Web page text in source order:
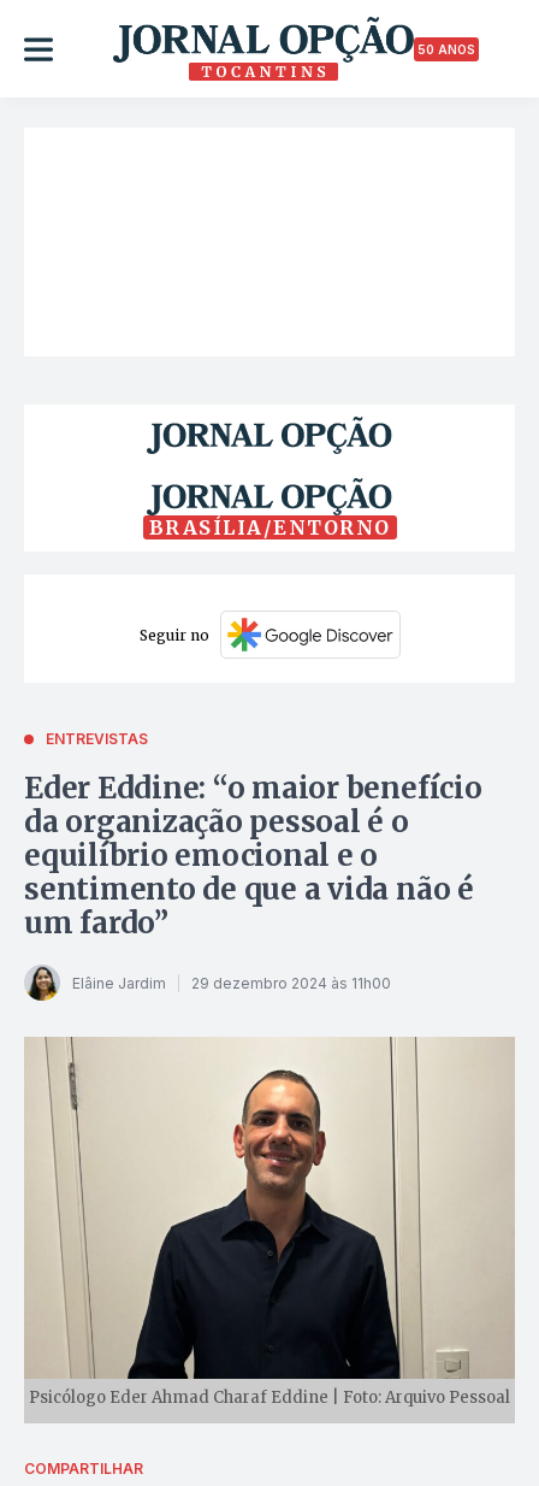
50 ANOS
BRASÍLIA/ENTORNO
Seguir no
ENTREVISTAS
Eder Eddine: “o maior benefício
da organização pessoal é o
equilíbrio emocional e o
sentimento de que a vida não é
um fardo”
Elâine Jardim 29 dezembro 2024 às 11h00
Psicólogo Eder Ahmad Charaf Eddine | Foto: Arquivo Pessoal
COMPARTILHAR